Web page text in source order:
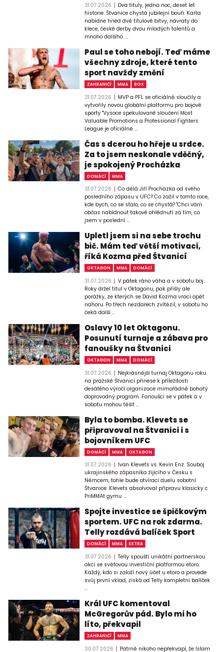
31.07.2026
Dva tituly, jedna noc, deset let
historie. Štvanice chystá jubilejní bouři. Karta
nabídne hned dvě titulové bitvy, návraty do
klece, české derby dvou mladých talentů a
mnoho dalšího. ...
Paul se toho nebojí. Teď máme
všechny zdroje, které tento
sport navždy změní
ZAHRANIČÍ MMA BOX
31.07.2026
MVP a PFL se oficiálně sloučily a
vytvořily novou globální platformu pro bojové
sporty "Vysoce spekulované sloučení Most
Valuable Promotions a Professional Fighters
League je oficiálně ...
Čas s dcerou ho hřeje u srdce.
Za to jsem neskonale vděčný,
je spokojený Procházka
DOMÁCÍ MMA
31.07.2026
Co dělá Jiří Procházka od svého
posledního zápasu v UFC? Co zažil v tomto roce,
kde bych, co se stalo, co se chystá? "Chci vám
občas nabídnout takové ohlédnutí za tím, co
jsem v poslední ...
Upletl jsem si na sebe trochu
bič. Mám teď větší motivaci,
říká Kozma před Štvanicí
OKTAGON MMA DOMÁCÍ
31.07.2026
V pátek ráno váha a v sobotu boj.
Roky držel titul v Oktagonu, pak přišly ale
porážky, ze kterých se David Kozma vrací opět
nahoru. Po třech nezdarech zvítězil, v sobotu ho
čeká další ...
Oslavy 10 let Oktagonu.
Posunutí turnaje a zábava pro
fanoušky na Štvanici
OKTAGON MMA DOMÁCÍ
31.07.2026
Nejkrásnější turnaj Oktagonu roku
na pražské Štvanici přinese k příležitosti
desátého výročí organizace mimořádně bohatý
doprovodný program. Fanoušci se v pátek a v
sobotu mohou těšit ...
Byla to bomba. Klevets se
připravoval na Štvanici i s
bojovníkem UFC
DOMÁCÍ MMA OKTAGON
31.07.2026
Ivan Klevets vs. Kevin Enz. Souboj
ukrajinského zápasníka žijícího v Česku s
Němcem, tohle bude otvírací duelu sobotní
Štvanice. Klevets absolvoval přípravu klasicky c
PriMMAt gymu ...
Spojte investice se špičkovým
sportem. UFC na rok zdarma.
Telly rozdává balíček Sport
DOMÁCÍ MMA EXTRA
31.07.2026
Telly spouští unikátní partnerskou
akci se světovou investiční platformou etoro.
Každý, kdo si založí nový účet u etoro a provede
svůj první vklad, získá od Telly kompletní balíček
...
Král UFC komentoval
McGregorův pád. Bylo mi ho
líto, překvapil
ZAHRANIČÍ MMA
30.07.2026 Patrně nikoho nepřekvapí, že Islam